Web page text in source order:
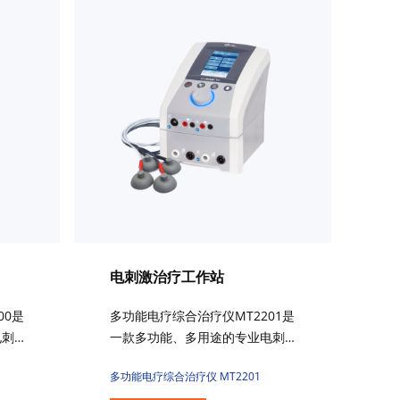
是
电刺激治疗工作站
多功能电疗综合治疗仪MT2201是
一款多功能、多用途的专业电刺
出。它通过皮肤电极，将特定的
多功能电疗综合治疗仪 MT2201